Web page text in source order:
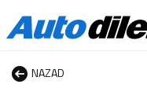
NAZAD